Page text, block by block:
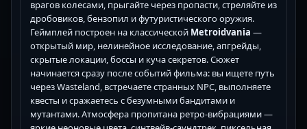
врагов колесами, прыгайте через пропасти, стреляйте из
дробовиков, бензопил и футуристического оружия.
Геймплей построен на классической Metroidvania —
открытый мир, нелинейное исследование, апгрейды,
скрытые локации, боссы и куча секретов. Сюжет
начинается сразу после событий фильма: вы ищете путь
через Wasteland, встречаете странных NPC, выполняете
квесты и сражаетесь с безумными бандитами и
мутантами. Атмосфера пропитана ретро-вибрациями —